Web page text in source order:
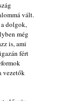
vált.
a dolgok,
még
is, ami
fért
vezetők